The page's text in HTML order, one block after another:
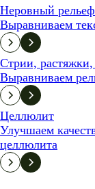
Неровный
Выравниваем
Стрии,
Выравниваем
Целлюлит
Улучшаем
целлюлита